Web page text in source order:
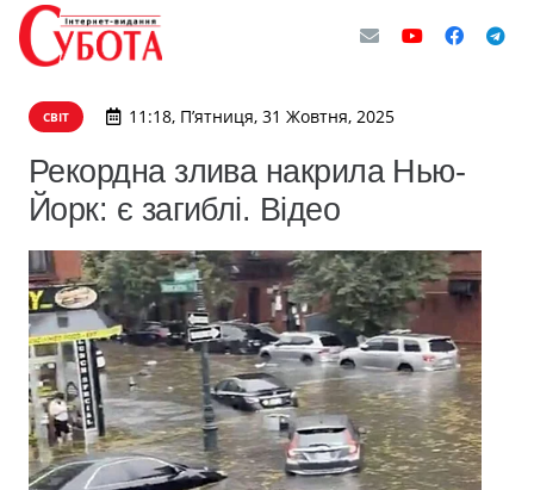
СВІТ 11:18, П’ятниця, 31 Жовтня, 2025
Рекордна злива накрила Нью-
Йорк: є загиблі. Відео